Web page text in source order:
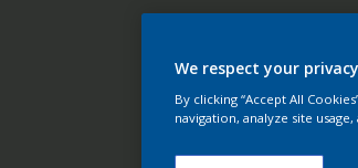
We respect your
By clicking “Accept All
navigation, analyze site